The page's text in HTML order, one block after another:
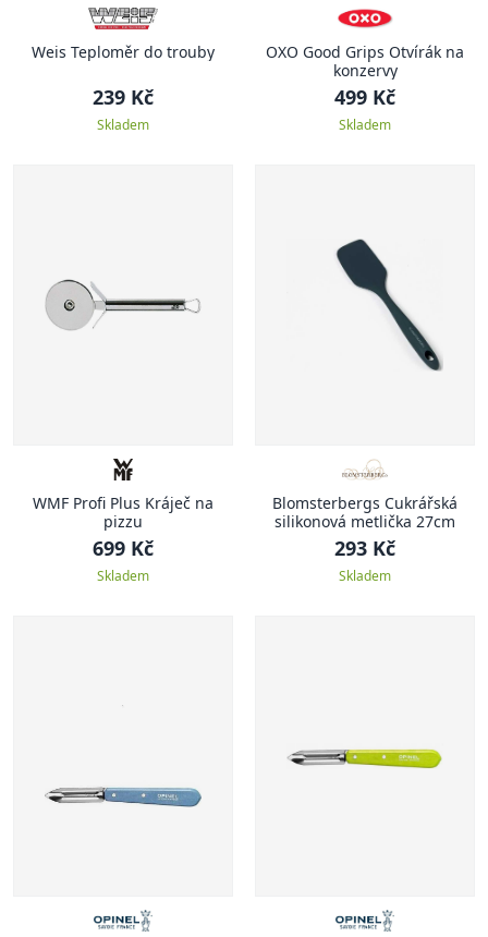
Weis Teploměr do trouby
239 Kč
Skladem
OXO Good Grips Otvírák na
konzervy
499 Kč
Skladem
WMF Profi Plus Kráječ na
pizzu
699 Kč
Skladem
Blomsterbergs Cukrářská
silikonová metlička 27cm
293 Kč
Skladem